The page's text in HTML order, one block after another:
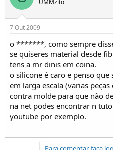
UMMzito
7 Out 2009
o *******, como sempre
se quiseres material desde
tens a mr dinis em coina.
o silicone é caro e penso
em larga escala (varias
contra molde para que não
na net podes encontrar n
youtube por exemplo.
Para comentar, faça